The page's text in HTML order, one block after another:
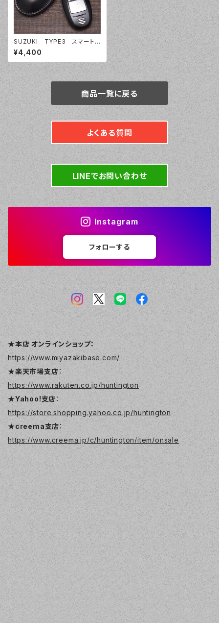
SUZUKI TYPE3 スマートキ
ーケース スマートキーカバ
ー オーダーメイド 本革レザ
ー スズキ
¥4,400
商品一覧に戻る
よくある質問
LINEでお問い合わせ
Instagram
フォローする
★本店 オンラインショップ：
https://www.miyazakibase.com/
★楽天市場支店：
https://www.rakuten.co.jp/huntington
★Yahoo!支店：
https://store.shopping.yahoo.co.jp/huntington
★creema支店：
https://www.creema.jp/c/huntington/item/onsale